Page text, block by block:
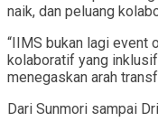
naik, dan peluang
“IIMS bukan lagi event
kolaboratif yang
menegaskan arah
Dari Sunmori sampai